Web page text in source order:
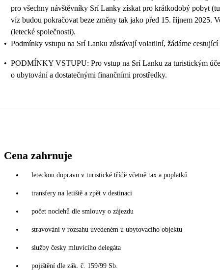
pro všechny návštěvníky Srí Lanky získat pro krátkodobý pobyt
víz budou pokračovat beze změny tak jako před 15. říjnem
(letecké společnosti).
• Podmínky vstupu na Srí Lanku zůstávají volatilní, žádáme
• PODMÍNKY VSTUPU: Pro vstup na Srí Lanku za turistickým
o ubytování a dostatečnými finančními prostředky.
Cena zahrnuje
leteckou dopravu v turistické třídě včetně tax a poplatků
transfery na letiště a zpět v destinaci
počet noclehů dle smlouvy o zájezdu
stravování v rozsahu uvedeném u ubytovacího objektu
služby česky mluvícího delegáta
pojištění dle zák. č. 159/99 Sb.